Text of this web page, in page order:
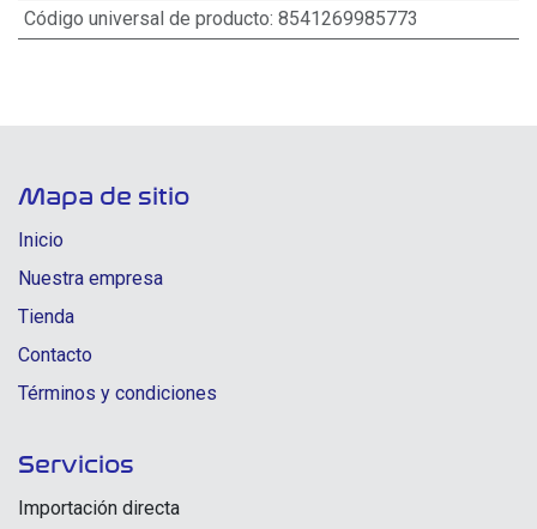
Código universal de producto: 8541269985773
Mapa de sitio
Inicio
Nuestra empresa
Tienda
Contacto
Términos y condiciones
Servicios
Importación directa